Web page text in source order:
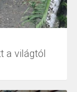
a világtól